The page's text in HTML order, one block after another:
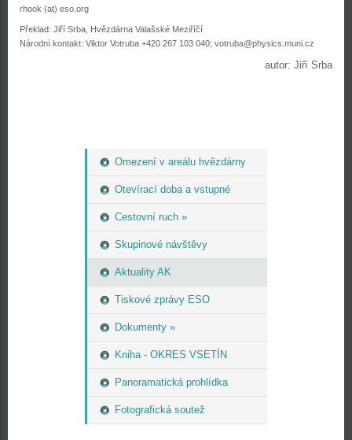
Omezení v areálu hvězdárny
Otevírací doba a vstupné
Cestovní ruch »
Skupinové návštěvy
Aktuality AK
Tiskové zprávy ESO
Dokumenty »
Kniha - OKRES VSETÍN
Panoramatická prohlídka
Fotografická soutež
rhook (at) eso.org
Překlad: Jiří Srba, Hvězdárna Valašské Meziříčí
Národní kontakt: Viktor Votruba +420 267 103 040; votruba@physics.muni.cz
autor: Jiří Srba